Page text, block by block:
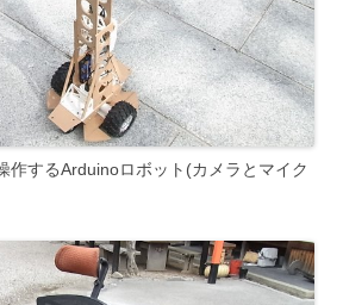
作するArduinoロボット(カメラとマイク